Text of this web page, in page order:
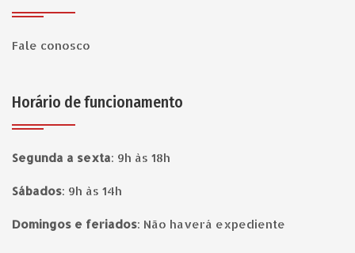
Fale conosco
Horário de funcionamento
Segunda a sexta: 9h às 18h
Sábados: 9h às 14h
Domingos e feriados: Não haverá expediente